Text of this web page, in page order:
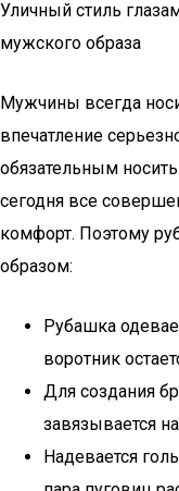
Уличный стиль
мужского образа
Мужчины всегда
впечатление
обязательным
сегодня все
комфорт. Поэтому
образом:
Рубашка
воротник
Для создания
завязывается
Надевается